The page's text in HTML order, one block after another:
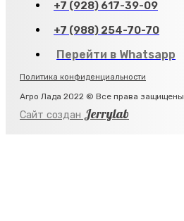
+7 (928) 617-39-09
+7 (988) 254-70-70
Перейти в Whatsapp
Политика конфиденциальности
Агро Лада 2022 © Все права защищены
Сайт создан Jerrylab